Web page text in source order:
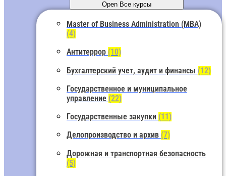
Open Все курсы
Master of Business Administration (MBA)
(4)
Антитеррор (10)
Бухгалтерский учет, аудит и финансы (12)
Государственное и муниципальное
управление (22)
Государственные закупки (11)
Делопроизводство и архив (7)
Дорожная и транспортная безопасность
(5)